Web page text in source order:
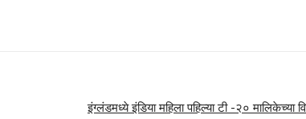
इंग्लंडमध्ये इंडिया महिला पहिल्या टी -२०